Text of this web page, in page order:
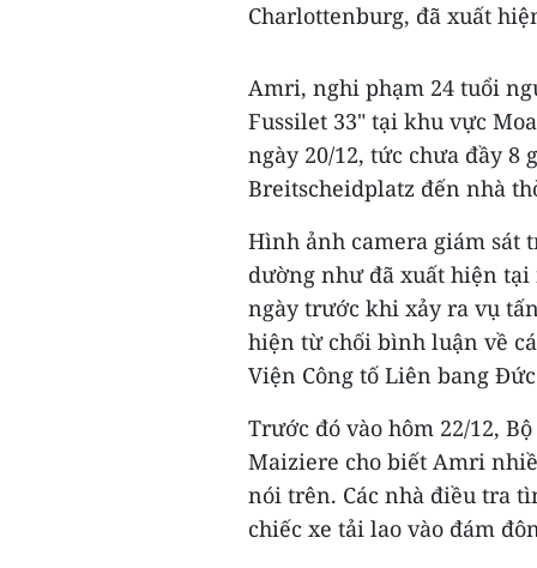
Charlottenburg, đã xuất
Amri, nghi phạm 24 tuổi
Fussilet 33" tại khu vực
ngày 20/12, tức chưa đầy 8
Breitscheidplatz đến nhà
Hình ảnh camera giám sát
dường như đã xuất hiện tại
ngày trước khi xảy ra vụ
hiện từ chối bình luận về
Viện Công tố Liên bang
Trước đó vào hôm 22/12,
Maiziere cho biết Amri
nói trên. Các nhà điều tra
chiếc xe tải lao vào đám